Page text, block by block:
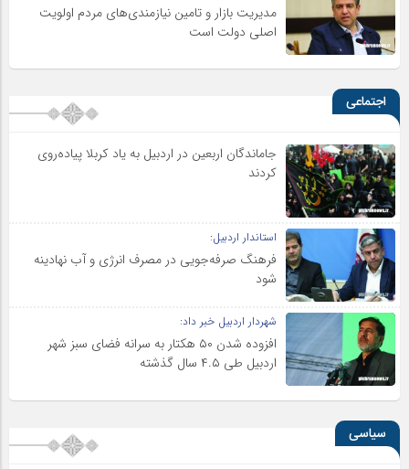
مدیریت بازار و تامین نیازمندی‌های مردم اولویت‌
اصلی دولت است
اجتماعی
جاماندگان اربعین در اردبیل به یاد کربلا پیاده‌روی
کردند
استاندار اردبیل:
فرهنگ صرفه‌جویی در مصرف انرژی و آب نهادینه
شود
شهردار اردبیل خبر داد:
افزوده شدن ۵۰ هکتار به سرانه فضای سبز شهر
اردبیل طی ۴.۵ سال گذشته
سیاسی